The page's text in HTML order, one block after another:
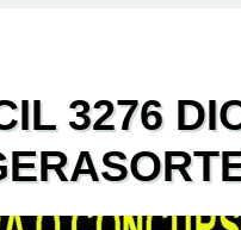
3276